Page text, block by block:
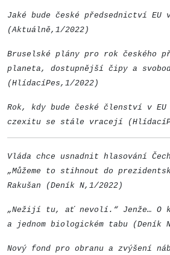
Jaké bude české předsednictví EU
(Aktuálně,1/2022)
Bruselské plány pro rok českého
planeta, dostupnější čipy a
(HlídacíPes,1/2022)
Rok, kdy bude české členství v EU
czexitu se stále vracejí
Vláda chce usnadnit hlasování
„Můžeme to stihnout do
Rakušan (Deník N,1/2022)
„Nežijí tu, ať nevolí.“ Jenže… O
a jednom biologickém tabu (Deník
Nový fond pro obranu a zvýšení